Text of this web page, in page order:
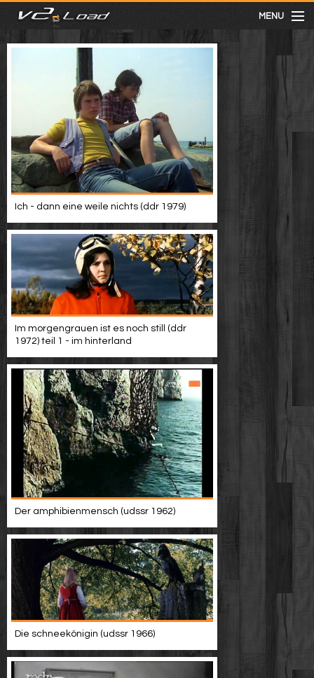
MENU
meist gesehen
kategorien
Menu
Informationen
Werbung
Video suchen
Ich - dann eine weile nichts (ddr 1979)
Im morgengrauen ist es noch still (ddr
1972) teil 1 - im hinterland
Der amphibienmensch (udssr 1962)
Die schneekönigin (udssr 1966)